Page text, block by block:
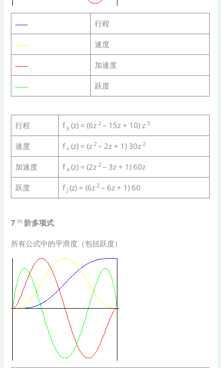
行程
速度
加速度
跃度
行程 fy (z) = (6z2 – 15z + 10) z3
速度 fv (z) = (z2 – 2z + 1) 30z2
加速度 fa (z) = (2z2 – 3z + 1) 60z
跃度 fj (z) = (6z2 – 6z + 1) 60
7 th 阶多项式
所有公式中的平滑度（包括跃度）